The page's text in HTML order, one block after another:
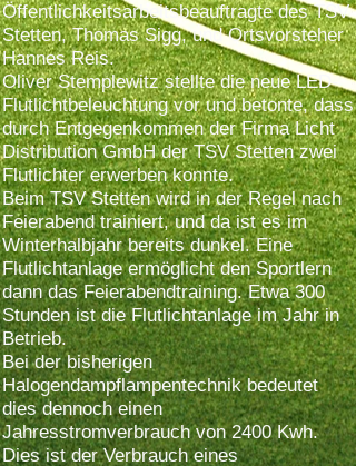
Öffentlichkeitsarbeitsbeauftragte des TSV
Stetten, Thomas Sigg, und Ortsvorsteher
Hannes Reis.
Oliver Stemplewitz stellte die neue LED-
Flutlichtbeleuchtung vor und betonte, dass
durch Entgegenkommen der Firma Licht
Distribution GmbH der TSV Stetten zwei
Flutlichter erwerben konnte.
Beim TSV Stetten wird in der Regel nach
Feierabend trainiert, und da ist es im
Winterhalbjahr bereits dunkel. Eine
Flutlichtanlage ermöglicht den Sportlern
dann das Feierabendtraining. Etwa 300
Stunden ist die Flutlichtanlage im Jahr in
Betrieb.
Bei der bisherigen
Halogendampflampentechnik bedeutet
dies dennoch einen
Jahresstromverbrauch von 2400 Kwh.
Dies ist der Verbrauch eines